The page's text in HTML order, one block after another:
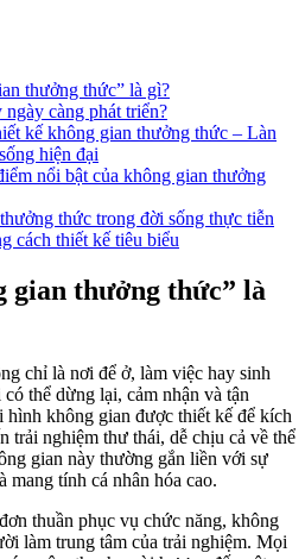
thưởng thức” là gì?
càng phát triển?
kế không gian thưởng thức – Làn
hiện đại
nổi bật của không gian thưởng
thức trong đời sống thực tiễn
cách thiết kế tiêu biểu
gian thưởng thức” là
chỉ là nơi để ở, làm việc hay sinh
thể dừng lại, cảm nhận và tận
không gian được thiết kế để kích
trải nghiệm thư thái, dễ chịu cả về thể
gian này thường gắn liền với sự
tính cá nhân hóa cao.
thuần phục vụ chức năng, không
làm trung tâm của trải nghiệm. Mọi